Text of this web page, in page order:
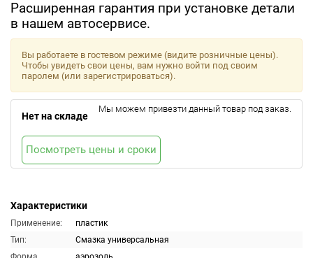
Расширенная гарантия при установке детали
в нашем автосервисе.
Характеристики
Применение:
пластик
Тип:
Смазка универсальная
Вы работаете в гостевом режиме (видите розничные цены).
Чтобы увидеть свои цены, вам нужно войти под своим
паролем (или зарегистрироваться).
Нет на складе
Мы можем привезти данный товар под заказ.
Посмотреть цены и сроки